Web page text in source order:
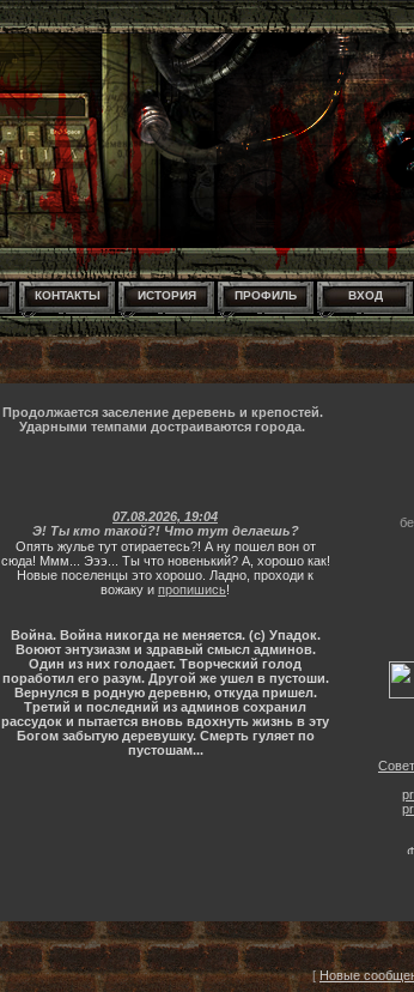
КОНТАКТЫ ИСТОРИЯ ПРОФИЛЬ ВХОД
Продолжается заселение деревень и крепостей.
Ударными темпами достраиваются города.
07.08.2026, 19:04
Э! Ты кто такой?! Что тут делаешь?
Опять жулье тут отираетесь?! А ну пошел вон от
сюда! Ммм... Эээ... Ты что новенький? А, хорошо как!
Новые поселенцы это хорошо. Ладно, проходи к
вожаку и пропишись!
Война. Война никогда не меняется. (с) Упадок.
Воюют энтузиазм и здравый смысл админов.
Один из них голодает. Творческий голод
поработил его разум. Другой же ушел в пустоши.
Вернулся в родную деревню, откуда пришел.
Третий и последний из админов сохранил
рассудок и пытается вновь вдохнуть жизнь в эту
Богом забытую деревушку. Смерть гуляет по
пустошам...
[Новые